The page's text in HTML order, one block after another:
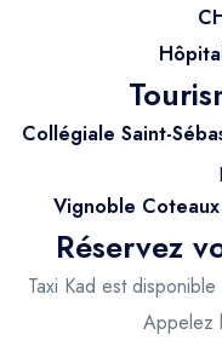
Collégiale Saint-
Vignoble
Réservez
Taxi Kad est disponible
Appelez